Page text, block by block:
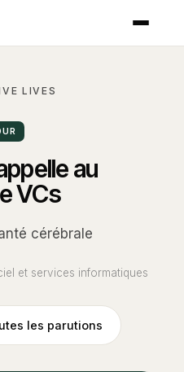
LIVES
au
VCs
cérébrale
et services informatiques
les parutions